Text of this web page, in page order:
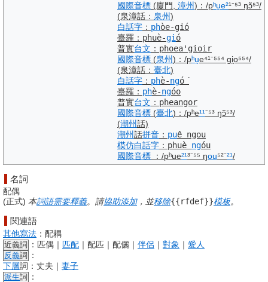
國際音標 (廈門, 漳州) ： /pʰue²¹⁻⁵³ ŋɔ̃⁵³/
(泉漳話： 泉州)
白話字 ： phòe-gió
臺羅 ： phuè-gi ó
普實台文 ： phoea'gioir
國際音標 (泉州) ： /pʰu̯e⁴¹⁻⁵⁵⁴ ɡi̯o⁵⁵⁴/
(泉漳話： 臺北)
白話字 ： phè-ngó͘
臺羅 ： phè-ngóo
普實台文 ： pheangor
國際音標 (臺北) ： /pʰe¹¹⁻⁵³ ŋɔ̃⁵³/
(潮州話)
潮州話拼音 ： puê ngou
模仿白話字 ： phuè ngóu
國際音標
： /pʰue²¹³⁻⁵⁵ ŋou⁵²⁻²¹/
名詞
配偶
(正式) 本詞語需要釋義。請協助添加，並移除{{rfdef}}模板。
関連語
其他寫法 ：配耦
近義詞 ：匹偶｜ 匹配 ｜配匹｜配儷｜ 伴侶 ｜ 對象 ｜ 愛人
反義詞
：
下層詞：丈夫｜ 妻子
派生詞 ：